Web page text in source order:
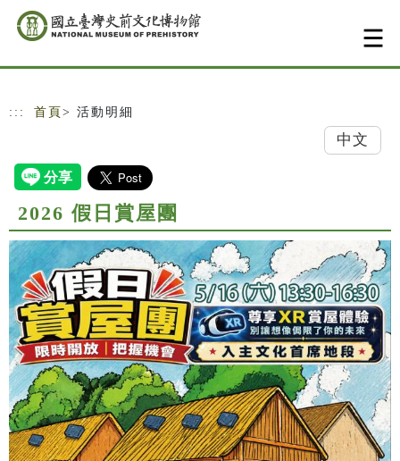
跳到主要內容
網站導覽
::: 首頁 > 活動明細
中文
2026 假日賞屋團